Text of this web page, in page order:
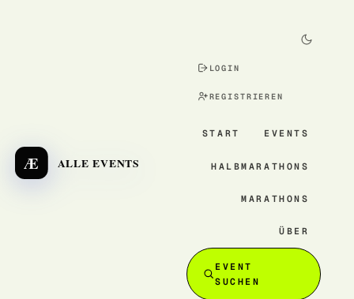
Æ ALLE EVENTS
LOGIN
REGISTRIEREN
START EVENTS
HALBMARATHONS
MARATHONS
ÜBER
EVENT
SUCHEN